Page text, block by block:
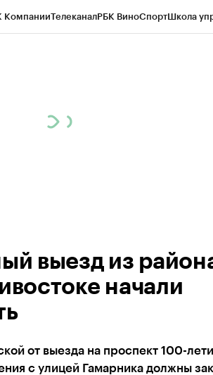
КомпанииТелеканалРБК ВиноСпортШкола
выезд из
начали
от выезда на проспект 100-
с улицей Гамарника должны